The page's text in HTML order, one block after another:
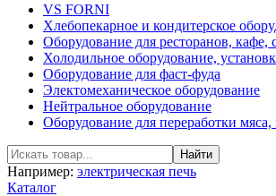
VS FORNI
Хлебопекарное и кондитерское
Оборудование для ресторанов, кафе,
Холодильное оборудование,
Оборудование для фаст-фуда
Электомеханическое оборудование
Нейтральное оборудование
Оборудование для переработки
Например: электрическая печь
Каталог